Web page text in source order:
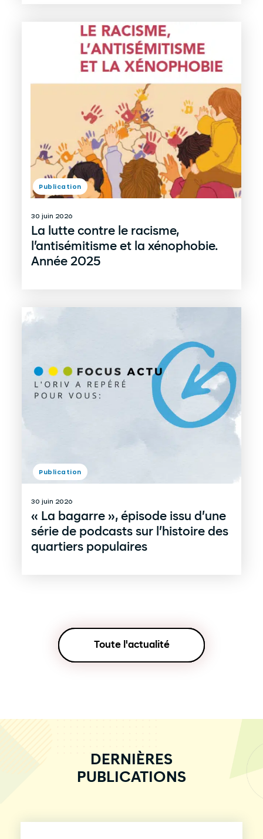
30 juin 2026
La lutte contre le racisme,
l’antisémitisme et la xénophobie.
Année 2025
Publication
30 juin 2026
« La bagarre », épisode issu d’une
série de podcasts sur l’histoire des
quartiers populaires
Publication
Toute l'actualité
DERNIÈRES
PUBLICATIONS